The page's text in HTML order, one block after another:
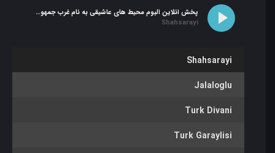
پخش آنلاین آلبوم محیط های عاشیقی به نام غرب جمهوری آذربایجان
Shahsarayi
Shahsarayi
Jalaloglu
Turk Divani
Turk Garaylisi